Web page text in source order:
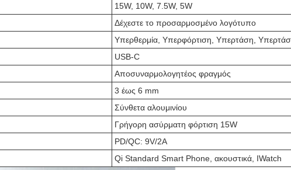
15W, 10W, 7.5W, 5W
Δέχεστε το προσαρμοσμένο λογότυπο
Υπερθερμία, Υπερφόρτιση, Υπερτάση,
USB-C
Αποσυναρμολογητέος φραγμός
3 έως 6 mm
Σύνθετα αλουμινίου
Γρήγορη ασύρματη φόρτιση 15W
PD/QC: 9V/2A
Qi Standard Smart Phone, ακουστικά, IWatch